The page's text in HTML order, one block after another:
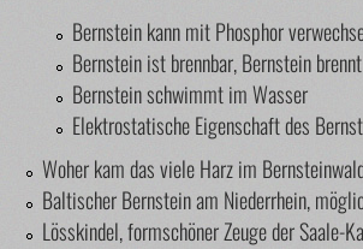
Bernstein kann mit Phosphor
Bernstein ist brennbar, Bernstein brennt
Bernstein schwimmt im Wasser
Elektrostatische Eigenschaft des
Woher kam das viele Harz im
Baltischer Bernstein am Niederrhein,
Lösskindel, formschöner Zeuge der Saale-